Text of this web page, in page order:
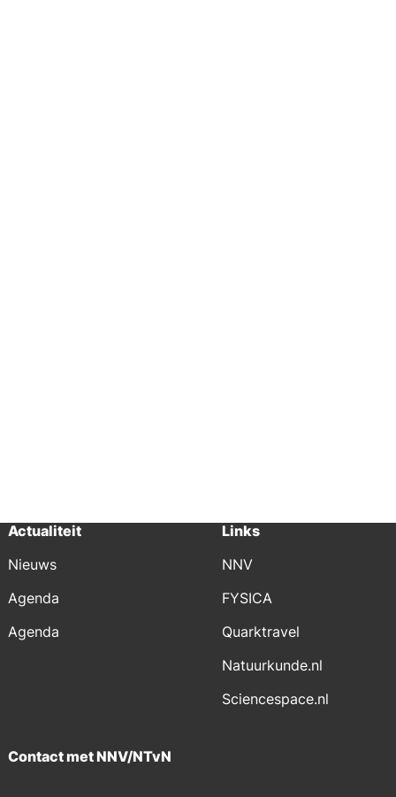
Actualiteit
Nieuws
Agenda
Agenda
Links
NNV
FYSICA
Quarktravel
Natuurkunde.nl
Sciencespace.nl
Contact met NNV/NTvN